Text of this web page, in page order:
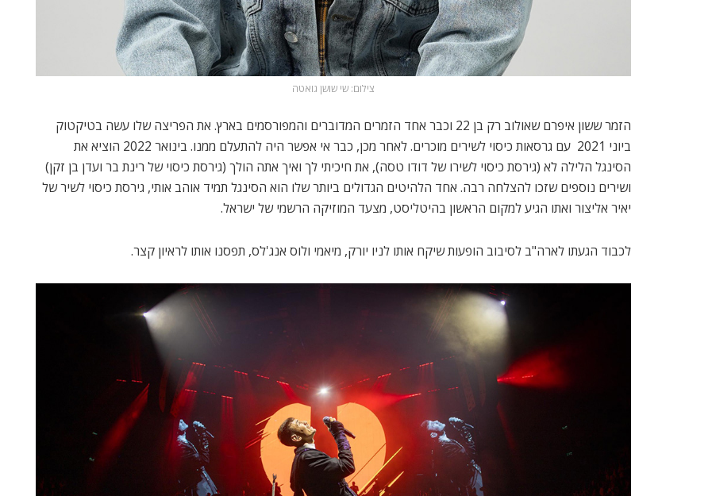
צילום: שי שושן גואטה
הזמר ששון איפרם שאולוב רק בן 22 וכבר אחד הזמרים המדוברים והמפורסמים בארץ. את הפריצה שלו עשה בטיקטוק
ביוני 2021 עם גרסאות כיסוי לשירים מוכרים. לאחר מכן, כבר אי אפשר היה להתעלם ממנו. בינואר 2022 הוציא את
הסינגל הלילה לא (גירסת כיסוי לשירו של דודו טסה), את חיכיתי לך ואיך אתה הולך (גירסת כיסוי של רינת בר ועדן בן זקן)
ושירים נוספים שזכו להצלחה רבה. אחד הלהיטים הגדולים ביותר שלו הוא הסינגל תמיד אוהב אותי, גירסת כיסוי לשיר של
יאיר אליצור ואתו הגיע למקום הראשון בהיטליסט, מצעד המוזיקה הרשמי של ישראל.
לכבוד הגעתו לארה"ב לסיבוב הופעות שיקח אותו לניו יורק, מיאמי ולוס אנג'לס, תפסנו אותו לראיון קצר.